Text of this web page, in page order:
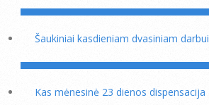
Šaukiniai kasdieniam dvasiniam darbui
Kas mėnesinė 23 dienos dispensacija